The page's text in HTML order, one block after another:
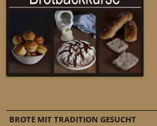
BROTE MIT TRADITION GESUCHT